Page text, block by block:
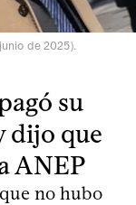
de 2025).
su
dijo que
ANEP
no hubo